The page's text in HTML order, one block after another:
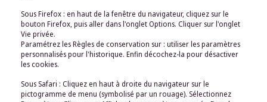
Sous Firefox : en haut de la fenêtre du navigateur, cliquez sur le
bouton Firefox, puis aller dans l'onglet Options. Cliquer sur l'onglet
Vie privée.
Paramétrez les Règles de conservation sur : utiliser les paramètres
personnalisés pour l'historique. Enfin décochez-la pour désactiver
les cookies.
Sous Safari : Cliquez en haut à droite du navigateur sur le
pictogramme de menu (symbolisé par un rouage). Sélectionnez